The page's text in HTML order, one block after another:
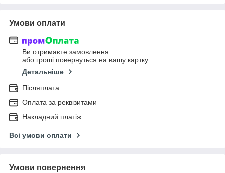
Умови оплати
Ви отримаєте замовлення
або гроші повернуться на вашу картку
Детальніше
Післяплата
Оплата за реквізитами
Накладний платіж
Всі умови оплати
Умови повернення